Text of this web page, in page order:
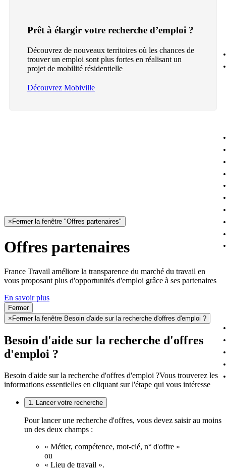
Prêt à élargir votre recherche d’emploi ?
Découvrez de nouveaux territoires où les chances de
trouver un emploi sont plus fortes en réalisant un
projet de mobilité résidentielle
Découvrez Mobiville
× Fermer la fenêtre "Offres partenaires"
Offres partenaires
France Travail améliore la transparence du marché du travail en
vous proposant plus d'opportunités d'emploi grâce à ses partenaires
En savoir plus
Fermer
× Fermer la fenêtre Besoin d'aide sur la recherche d'offres d'emploi ?
Besoin d'aide sur la recherche d'offres
d'emploi ?
Besoin d'aide sur la recherche d'offres d'emploi ?Vous trouverez les
informations essentielles en cliquant sur l'étape qui vous intéresse
1. Lancer votre recherche
Pour lancer une recherche d'offres, vous devez saisir au moins
un des deux champs :
« Métier, compétence, mot-clé, n° d'offre »
ou
« Lieu de travail ».